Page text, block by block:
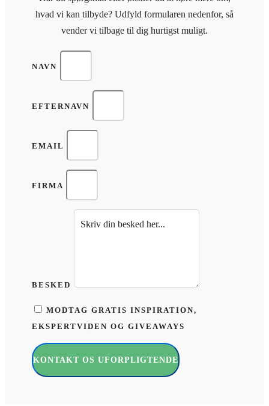
hvad vi kan tilbyde? Udfyld formularen nedenfor, så
vender vi tilbage til dig hurtigst muligt.
NAVN
EFTERNAVN
EMAIL
FIRMA
BESKED
MODTAG GRATIS INSPIRATION,
EKSPERTVIDEN OG GIVEAWAYS
KONTAKT OS UFORPLIGTENDE